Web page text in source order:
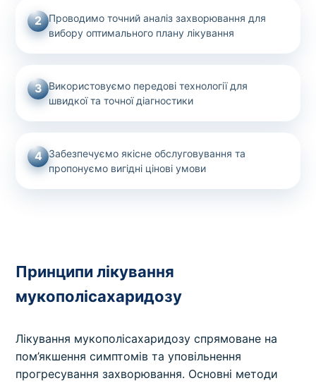
2
Проводимо точний аналіз захворювання для
вибору оптимального плану лікування
3 Використовуємо передові технології для
швидкої та точної діагностики
4 Забезпечуємо якісне обслуговування та
пропонуємо вигідні цінові умови
Принципи лікування
мукополісахаридозу
Лікування мукополісахаридозу спрямоване на
пом’якшення симптомів та уповільнення
прогресування захворювання. Основні методи